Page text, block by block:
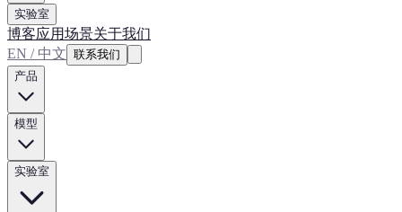
实验室
博客应用场景关于我们
EN / 中文 联系我们
产品
模型
实验室